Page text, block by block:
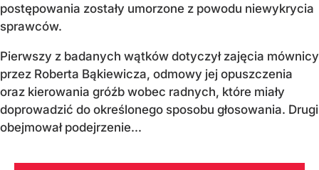
postępowania zostały umorzone z powodu niewykrycia
sprawców.
Pierwszy z badanych wątków dotyczył zajęcia mównicy
przez Roberta Bąkiewicza, odmowy jej opuszczenia
oraz kierowania gróźb wobec radnych, które miały
doprowadzić do określonego sposobu głosowania. Drugi
obejmował podejrzenie...